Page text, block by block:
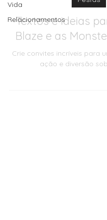
Vida
Relacionamentos
14 de nov. de
Festas
Blaze e as